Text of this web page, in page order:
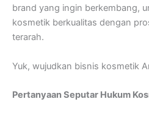
brand yang ingin berkembang,
kosmetik berkualitas dengan
terarah.
Yuk, wujudkan bisnis kosmetik
Pertanyaan Seputar Hukum